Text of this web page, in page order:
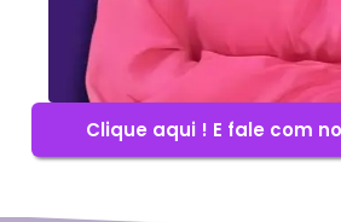
Clique aqui ! E fale com